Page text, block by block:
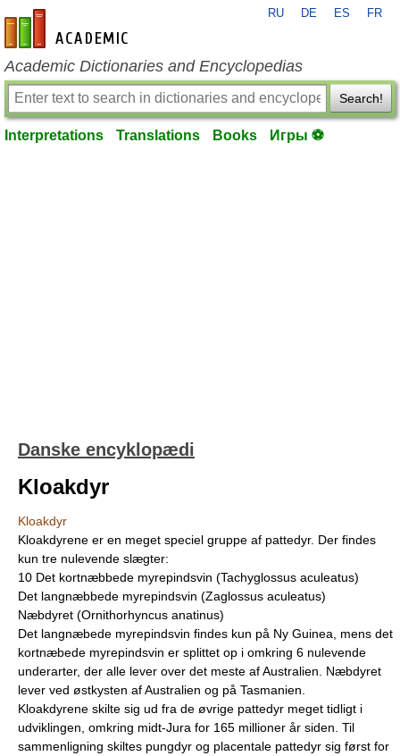
en-academic.com
RU DE ES FR
Academic Dictionaries and Encyclopedias
Search!
Interpretations Translations Books Игры ⚽
Danske encyklopædi
Kloakdyr
Kloakdyr
Kloakdyrene er en meget speciel gruppe af pattedyr. Der findes
kun tre nulevende slægter:
10 Det kortnæbbede myrepindsvin (Tachyglossus aculeatus)
Det langnæbbede myrepindsvin (Zaglossus aculeatus)
Næbdyret (Ornithorhyncus anatinus)
Det langnæbede myrepindsvin findes kun på Ny Guinea, mens det
kortnæbede myrepindsvin er splittet op i omkring 6 nulevende
underarter, der alle lever over det meste af Australien. Næbdyret
lever ved østkysten af Australien og på Tasmanien.
Kloakdyrene skilte sig ud fra de øvrige pattedyr meget tidligt i
udviklingen, omkring midt-Jura for 165 millioner år siden. Til
sammenligning skiltes pungdyr og placentale pattedyr sig først for